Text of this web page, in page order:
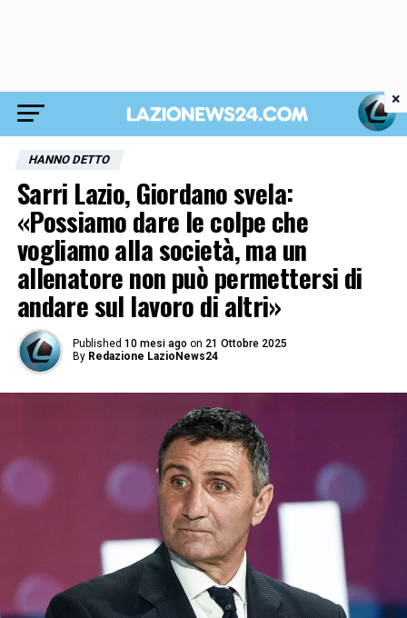
HANNO DETTO
Sarri Lazio, Giordano svela:
«Possiamo dare le colpe che
vogliamo alla società, ma un
allenatore non può permettersi di
andare sul lavoro di altri»
Published 10 mesi ago on 21 Ottobre 2025
By Redazione LazioNews24
×